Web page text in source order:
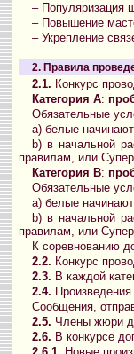
– Популяризация
– Повышение
– Укрепление
2. Правила
2.1. Конкурс
Категория A:
Обязательные
а) белые
b) в начальной
правилам, или
Категория B:
Обязательные
а) белые
b) в начальной
правилам, или
К соревнованию
2.2. Конкурс
2.3. В каждой
2.4.
Сообщения,
2.5. Члены жюри
2.6. В конкурсе